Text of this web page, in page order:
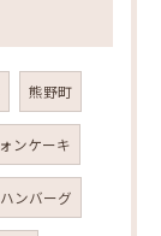
熊野町
ンケーキ
ハンバーグ